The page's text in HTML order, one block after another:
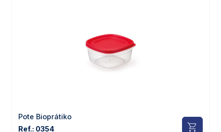
Pote Bioprátiko
Ref.: 0354